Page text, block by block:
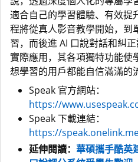
適合自己的學習體驗、有效提
程將從真人影音教學開始，到
習，而後進 AI 口說對話和糾
實際應用，其各項獨特功能使
想學習的用戶都能自信滿滿的
Speak 官方網站：
https://
Speak 下載連結：
https://
延伸閱讀： 華碩攜手酷英